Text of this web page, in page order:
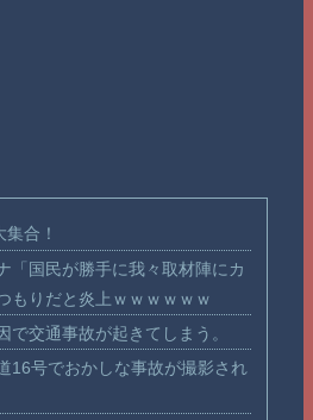
合！
「国民が勝手に我々取材陣にカ
もりだと炎上ｗｗｗｗｗｗ
で交通事故が起きてしまう。
16号でおかしな事故が撮影され